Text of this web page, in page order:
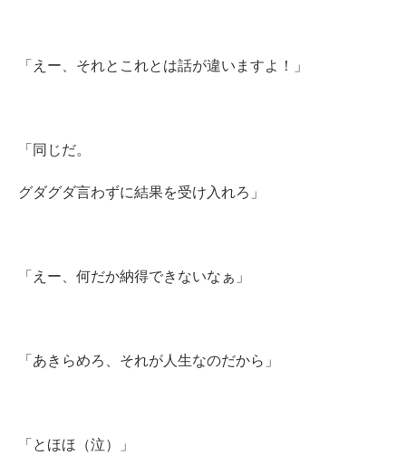
「えー、それとこれとは話が違いますよ！」
「同じだ。
グダグダ言わずに結果を受け入れろ」
「えー、何だか納得できないなぁ」
「あきらめろ、それが人生なのだから」
「とほほ（泣）」